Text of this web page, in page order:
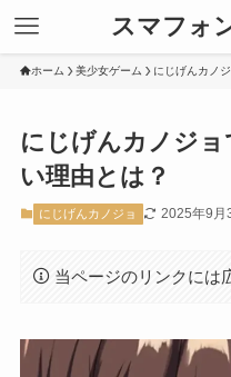
スマフォ
ホーム 美少女ゲーム にじげんカノジ
にじげんカノジ
い理由とは？
にじげんカノジョ 2025年9月
当ページのリンクには